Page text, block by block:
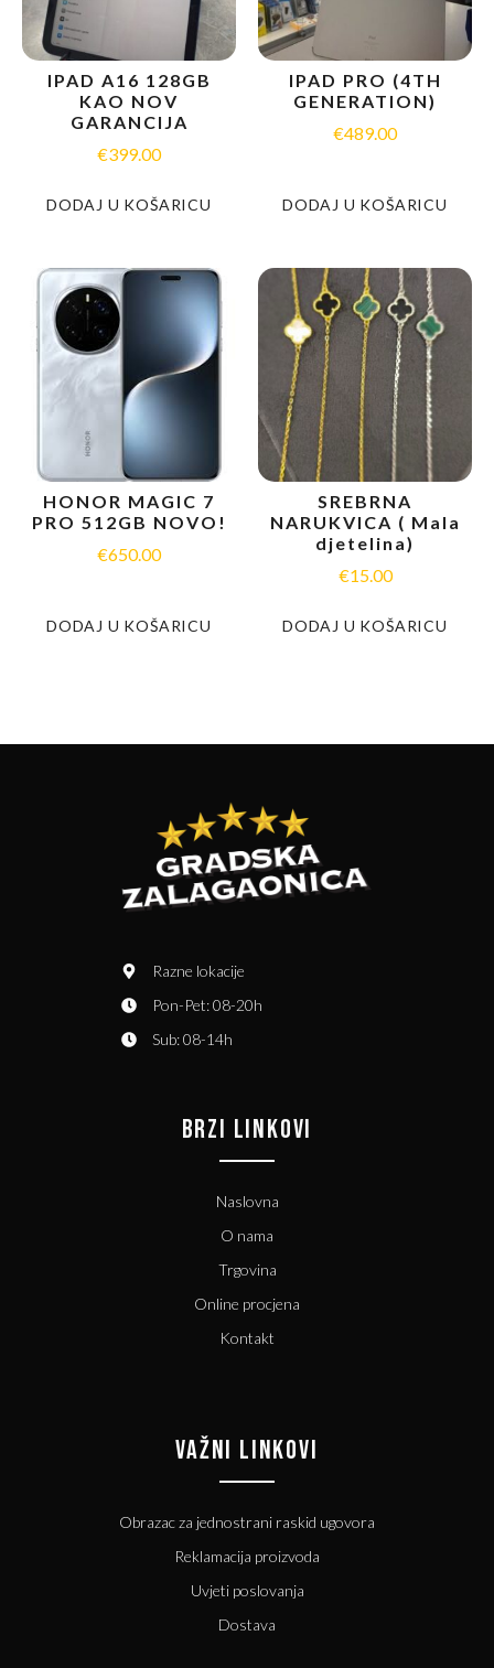
IPAD A16 128GB
KAO NOV
GARANCIJA
€399.00
DODAJ U KOŠARICU
IPAD PRO (4TH
GENERATION)
€489.00
DODAJ U KOŠARICU
HONOR MAGIC 7
PRO 512GB NOVO!
€650.00
DODAJ U KOŠARICU
SREBRNA
NARUKVICA ( Mala
djetelina)
€15.00
DODAJ U KOŠARICU
Razne lokacije
Pon-Pet: 08-20h
Sub: 08-14h
BRZI LINKOVI
Naslovna
O nama
Trgovina
Online procjena
Kontakt
VAŽNI LINKOVI
Obrazac za jednostrani raskid ugovora
Reklamacija proizvoda
Uvjeti poslovanja
Dostava